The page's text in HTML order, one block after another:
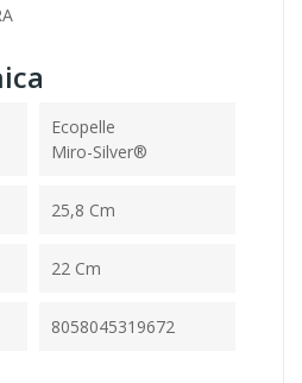
Ecopelle
Miro-Silver®
25,8 Cm
22 Cm
8058045319672